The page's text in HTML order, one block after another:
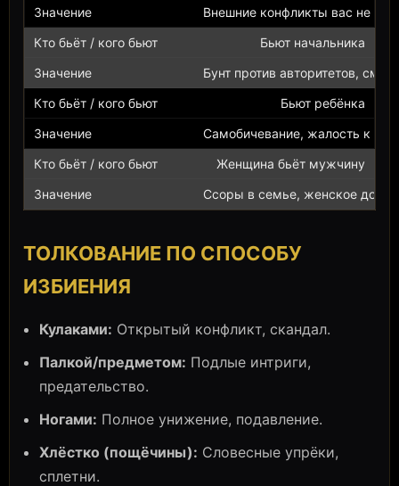
Внешние конфликты вас не
Бьют начальника
Бунт против авторитетов,
Бьют ребёнка
Самобичевание, жалость к
Женщина бьёт мужчину
Ссоры в семье, женское
ТОЛКОВАНИЕ ПО СПОСОБУ
ИЗБИЕНИЯ
Кулаками: Открытый конфликт, скандал.
Палкой/предметом: Подлые интриги,
предательство.
Ногами: Полное унижение, подавление.
Хлёстко (пощёчины): Словесные упрёки,
сплетни.